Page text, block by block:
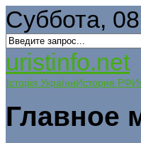
Суббота,
uristinfo.net
Історія УкраїниИстория РФ
Главное